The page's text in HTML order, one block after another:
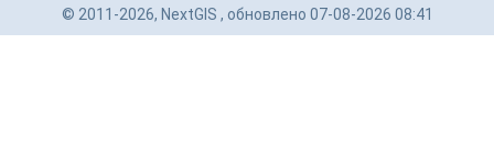
© 2011-2026, NextGIS , обновлено 07-08-2026 08:41